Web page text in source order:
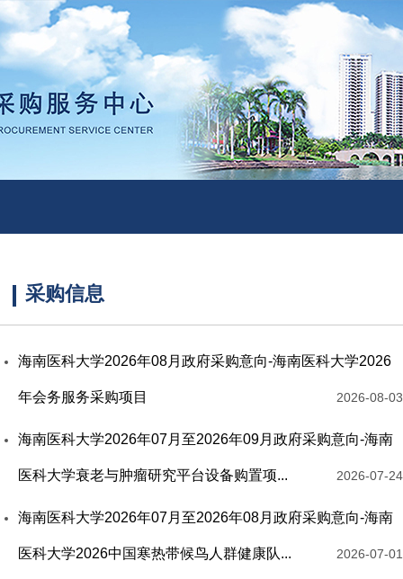
采购信息
海南医科大学2026年08月政府采购意向-海南医科大学2026
年会务服务采购项目 2026-08-03
海南医科大学2026年07月至2026年09月政府采购意向-海南
医科大学衰老与肿瘤研究平台设备购置项... 2026-07-24
海南医科大学2026年07月至2026年08月政府采购意向-海南
医科大学2026中国寒热带候鸟人群健康队... 2026-07-01